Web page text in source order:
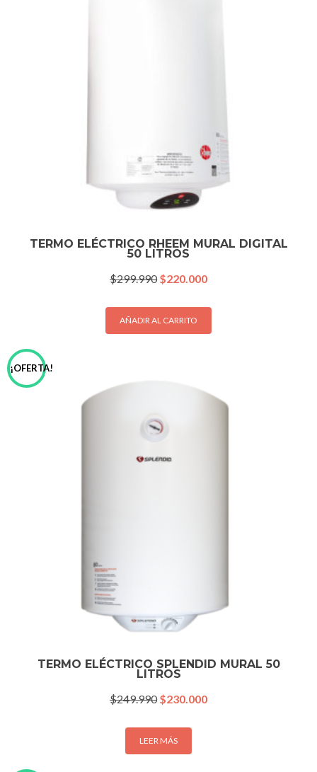
TERMO ELÉCTRICO RHEEM MURAL DIGITAL
50 LITROS
$299.990 El
original
era:
$299.990.
$220.000El
actual
$220.000.
AÑADIR AL CARRITO
¡OFERTA!
TERMO ELÉCTRICO SPLENDID MURAL 50
LITROS
$249.990 El
original
era:
$249.990.
$230.000El
LEER MÁS